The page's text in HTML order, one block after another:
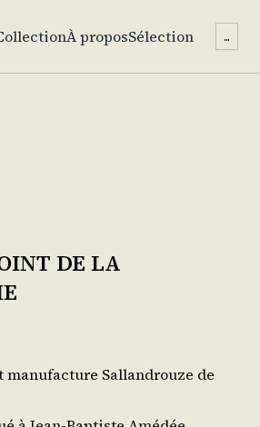
À proposSélection ...
DE LA
manufacture Sallandrouze de